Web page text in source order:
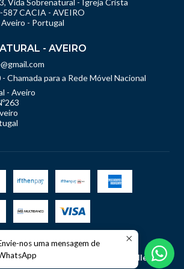
587 CACIA - AVEIRO
Aveiro - Portugal
- AVEIRO
Chamada para a Rede Móvel Nacional
- Aveiro
2026 TOyou - Store.
Reservados.
Com tecnologia Jumpseller .
nos uma mensagem de